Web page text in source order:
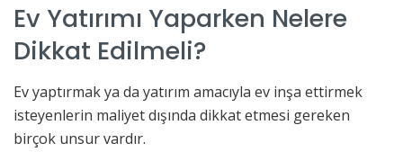
Ev Yatırımı Yaparken Nelere
Dikkat Edilmeli?
Ev yaptırmak ya da yatırım amacıyla ev inşa ettirmek
isteyenlerin maliyet dışında dikkat etmesi gereken
birçok unsur vardır.